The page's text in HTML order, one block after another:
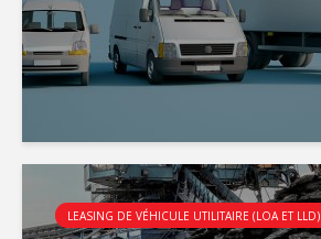
LEASING DE VÉHICULE UTILITAIRE (LOA ET LLD)